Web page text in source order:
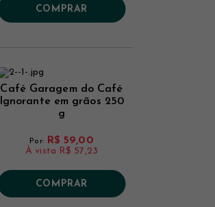
COMPRAR
Café Garagem do Café
Ignorante em grãos 250
g
Por: R$ 59,00
À vista R$ 57,23
COMPRAR